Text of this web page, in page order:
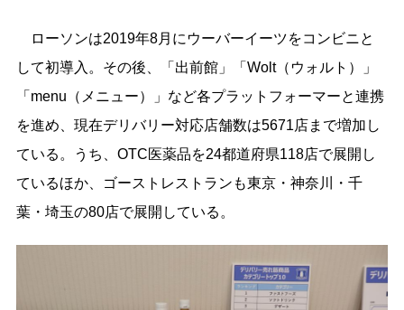
ローソンは2019年8月にウーバーイーツをコンビニと
して初導入。その後、「出前館」「Wolt（ウォルト）」
「menu（メニュー）」など各プラットフォーマーと連携
を進め、現在デリバリー対応店舗数は5671店まで増加し
ている。うち、OTC医薬品を24都道府県118店で展開し
ているほか、ゴーストレストランも東京・神奈川・千
葉・埼⽟の80店で展開している。